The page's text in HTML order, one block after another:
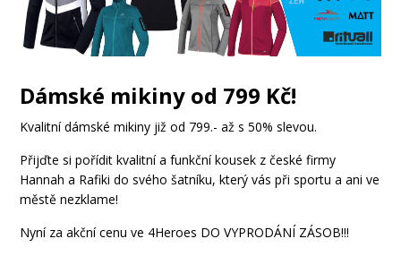
Dámské mikiny od 799 Kč!
Kvalitní dámské mikiny již od 799.- až s 50% slevou.
Přijďte si pořídit kvalitní a funkční kousek z české firmy
Hannah a Rafiki do svého šatníku, který vás při sportu a ani ve
městě nezklame!
Nyní za akční cenu ve 4Heroes DO VYPRODÁNÍ ZÁSOB!!!